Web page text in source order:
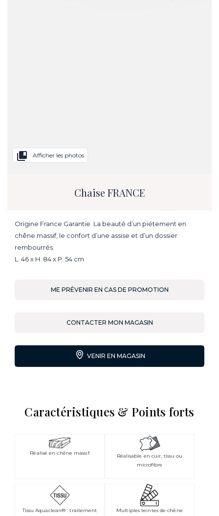
collections_bookmark Afficher les photos
Chaise FRANCE
Origine France Garantie. La beauté d’un piétement en
chêne massif, le confort d’une assise et d’un dossier
rembourrés.
L. 46 x H. 84 x P. 54 cm
ME PRÉVENIR EN CAS DE PROMOTION
CONTACTER MON MAGASIN
VENIR EN MAGASIN
Caractéristiques & Points forts
Réalisé en chêne massif
Réalisable en cuir, tissu ou
microfibre
Tissu Aquaclean® : traitement Multiples teintes de chêne